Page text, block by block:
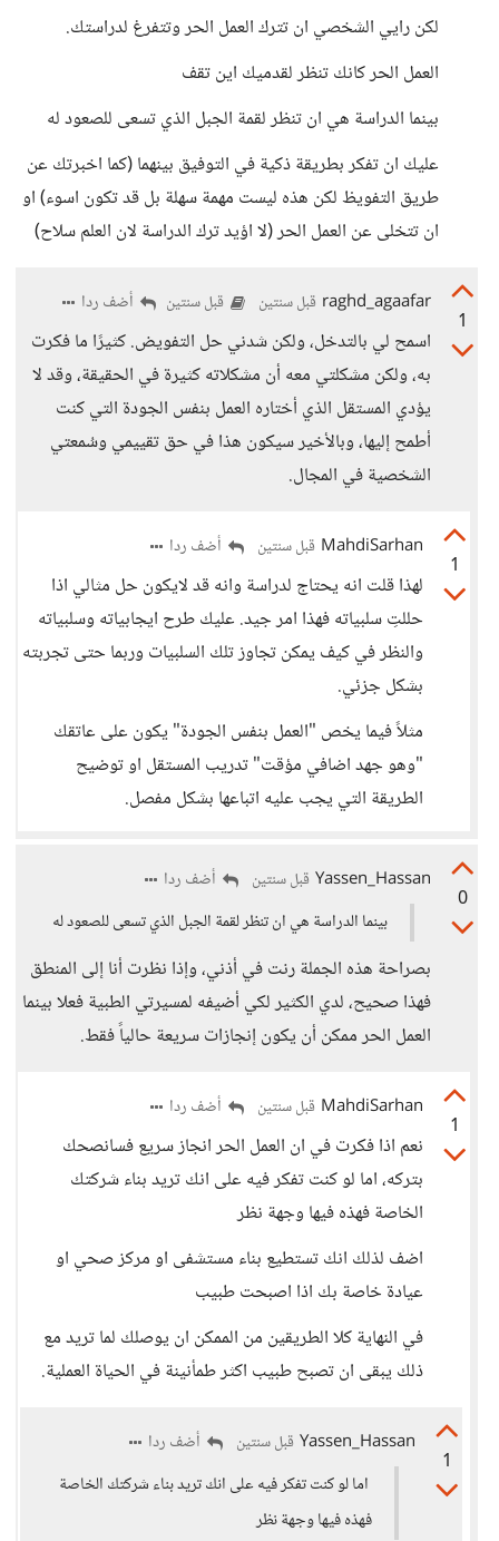
لكن رايي الشخصي ان تترك العمل الحر وتتفرغ لدراستك.
العمل الحر كانك تنظر لقدميك اين تقف
بينما الدراسة هي ان تنظر لقمة الجبل الذي تسعى للصعود له
عليك ان تفكر بطريقة ذكية في التوفيق بينهما (كما اخبرتك عن
طريق التفويظ لكن هذه ليست مهمة سهلة بل قد تكون اسوء) او
ان تتخلى عن العمل الحر (لا اؤيد ترك الدراسة لان العلم سلاح)
1
raghd_agaafar قبل سنتين قبل سنتين أضف ردا
اسمح لي بالتدخل، ولكن شدني حل التفويض. كثيرًا ما فكرت
به، ولكن مشكلتي معه أن مشكلاته كثيرة في الحقيقة، وقد لا
يؤدي المستقل الذي أختاره العمل بنفس الجودة التي كنت
أطمح إليها، وبالأخير سيكون هذا في حق تقييمي وسُمعتي
الشخصية في المجال.
1
MahdiSarhan قبل سنتين أضف ردا
لهذا قلت انه يحتاج لدراسة وانه قد لايكون حل مثالي اذا
حللتِ سلبياته فهذا امر جيد. عليك طرح ايجابياته وسلبياته
والنظر في كيف يمكن تجاوز تلك السلبيات وربما حتى تجربته
بشكل جزئي.
مثلاً فيما يخص "العمل بنفس الجودة" يكون على عاتقك
"وهو جهد اضافي مؤقت" تدريب المستقل او توضيح
الطريقة التي يجب عليه اتباعها بشكل مفصل.
0
Yassen_Hassan قبل سنتين
أضف ردا
بينما الدراسة هي ان تنظر لقمة الجبل الذي تسعى للصعود له
بصراحة هذه الجملة رنت في أذني، وإذا نظرت أنا إلى المنطق
فهذا صحيح، لدي الكثير لكي أضيفه لمسيرتي الطبية فعلا بينما
العمل الحر ممكن أن يكون إنجازات سريعة حالياً فقط.
1
MahdiSarhan قبل سنتين أضف ردا
نعم اذا فكرت في ان العمل الحر انجاز سريع فسانصحك
بتركه، اما لو كنت تفكر فيه على انك تريد بناء شركتك
الخاصة فهذه فيها وجهة نظر
اضف لذلك انك تستطيع بناء مستشفى او مركز صحي او
عيادة خاصة بك اذا اصبحت طبيب
في النهاية كلا الطريقين من الممكن ان يوصلك لما تريد مع
ذلك يبقى ان تصبح طبيب اكثر طمأنينة في الحياة العملية.
1
Yassen_Hassan قبل سنتين
أضف ردا
اما لو كنت تفكر فيه على انك تريد بناء شركتك الخاصة
فهذه فيها وجهة نظر